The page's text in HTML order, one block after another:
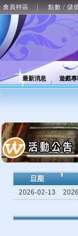
會員特區 點數 / 儲
最新消息 遊戲
日期
2026-02-13